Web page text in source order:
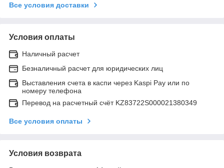
Все условия доставки
Условия оплаты
Наличный расчет
Безналичный расчет для юридических лиц
Выставления счета в каспи через Kaspi Pay или по
номеру телефона
Перевод на расчетный счёт KZ83722S000021380349
Все условия оплаты
Условия возврата